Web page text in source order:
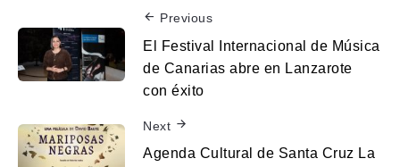
Previous
El Festival Internacional de Música
de Canarias abre en Lanzarote
con éxito
Next
Agenda Cultural de Santa Cruz La